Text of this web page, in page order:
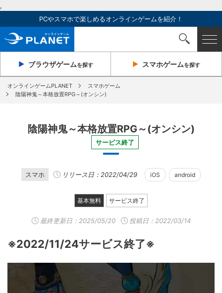
,
PCやスマホで楽しめるオンラインゲームを紹介！
ブラウザゲームを探す スマホゲームを探す
オンラインゲームPLANET
スマホゲーム
陰陽神鬼～本格放置RPG～(オンシン)
陰陽神鬼～本格放置RPG～(オンシン)
サービス終了
スマホ リリース日：2022/04/29 iOS android
基本無料 サービス終了
最終更新日： 2025/05/20 投稿日：2022/03/14
※2022/11/24サービス終了※